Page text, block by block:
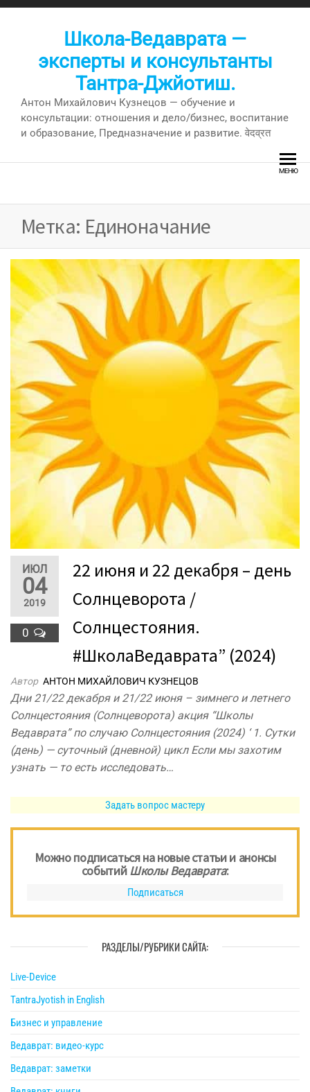
Перейти
Школа-Ведаврата —
эксперты и консультанты
Тантра-Джйотиш.
Антон Михайлович Кузнецов — обучение и
консультации: отношения и дело/бизнес, воспитание
и образование, Предназначение и развитие. वेदव्रत
МЕНЮ
Метка: Единоначание
ИЮЛ
04
2019
0
22 июня и 22 декабря – день
Солнцеворота /
Солнцестояния.
#ШколаВедаврата” (2024)
Автор АНТОН МИХАЙЛОВИЧ КУЗНЕЦОВ
Дни 21/22 декабря и 21/22 июня – зимнего и летнего
Солнцестояния (Солнцеворота) акция “Школы
Ведаврата” по случаю Солнцестояния (2024) ‘ 1. Сутки
(день) — суточный (дневной) цикл Если мы захотим
узнать — то есть исследовать…
Задать вопрос мастеру
Можно подписаться на новые статьи и анонсы
событийШколы Ведаврата:
Подписаться
РАЗДЕЛЫ/РУБРИКИ САЙТА:
Live-Device
TantraJyotish in English
Бизнес и управление
Ведаврат: видео-курс
Ведаврат: заметки